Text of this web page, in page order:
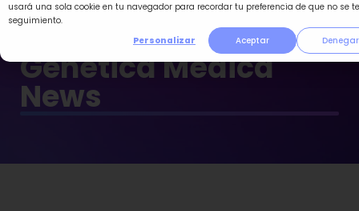
usará una sola cookie en tu navegador para recordar tu preferencia de que no se
seguimiento.
Personalizar
Aceptar Denegar
Genética Médica
News